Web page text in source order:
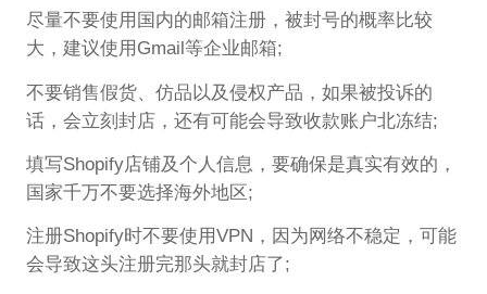
尽量不要使用国内的邮箱注册，被封号的概率比较
大，建议使用Gmail等企业邮箱;
不要销售假货、仿品以及侵权产品，如果被投诉的
话，会立刻封店，还有可能会导致收款账户北冻结;
填写Shopify店铺及个人信息，要确保是真实有效的，
国家千万不要选择海外地区;
注册Shopify时不要使用VPN，因为网络不稳定，可能
会导致这头注册完那头就封店了;